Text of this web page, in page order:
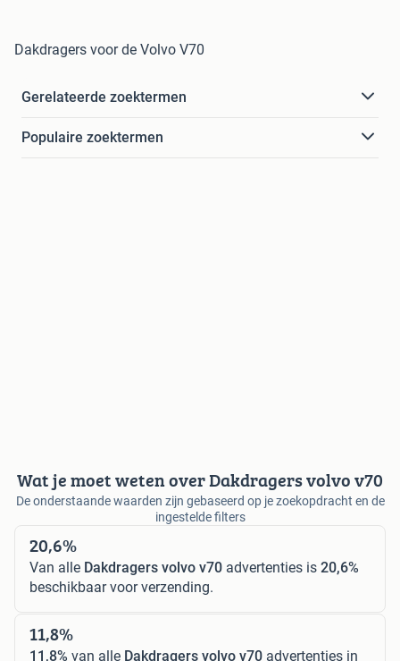
Dakdragers voor de Volvo V70
Gerelateerde zoektermen
Populaire zoektermen
Wat je moet weten over Dakdragers volvo v70
De onderstaande waarden zijn gebaseerd op je zoekopdracht en de
ingestelde filters
20,6%
Van alle Dakdragers volvo v70 advertenties is 20,6%
beschikbaar voor verzending.
11,8%
11,8% van alle Dakdragers volvo v70 advertenties in